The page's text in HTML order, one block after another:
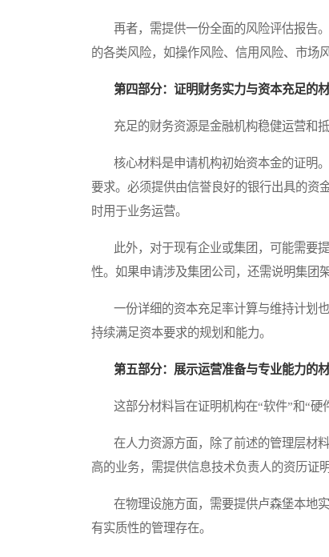
再者，需提供一份全面的风险评估报告。
的各类风险，如操作风险、信用风险、市场
第四部分：证明财务实力与资本充足的
充足的财务资源是金融机构稳健运营和抵
核心材料是申请机构初始资本金的证明。
要求。必须提供由信誉良好的银行出具的资
时用于业务运营。
此外，对于现有企业或集团，可能需要提
性。如果申请涉及集团公司，还需说明集团
一份详细的资本充足率计算与维持计划也
持续满足资本要求的规划和能力。
第五部分：展示运营准备与专业能力的
这部分材料旨在证明机构在“软件”和“硬
在人力资源方面，除了前述的管理层材料
高的业务，需提供信息技术负责人的资历证
在物理设施方面，需要提供卢森堡本地实
有实质性的管理存在。